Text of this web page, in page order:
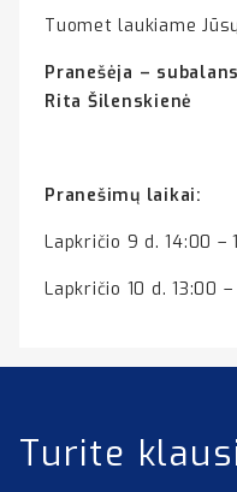
Tuomet laukiame
Pranešėja –
Rita Šilenskienė
Pranešimų laikai:
Lapkričio 9 d. 14:00 –
Lapkričio 10 d. 13:00 –
Turite